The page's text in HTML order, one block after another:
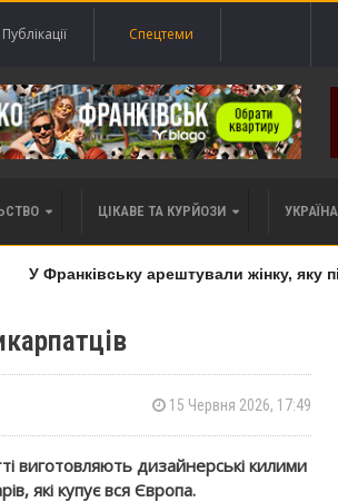
Публікації Спецтеми
ЦІКАВЕ ТА КУРЙОЗИ
У Франківську арештували жінку, яку
15 Червня 2026, 17:49
виготовляють дизайнерські килими
які купує вся Європа.